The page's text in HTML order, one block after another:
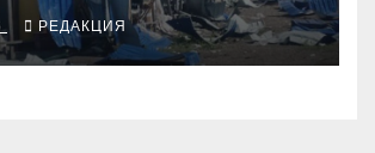
учениями
РЕДАКЦИЯ